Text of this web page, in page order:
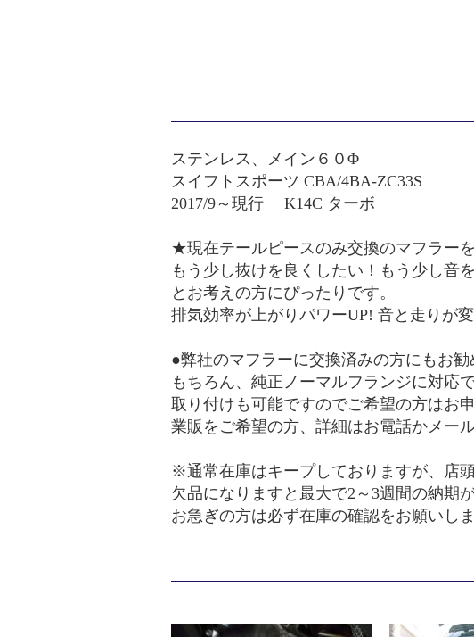
ステンレス、メイン６０Φ
スイフトスポーツ CBA/4BA-ZC33S
2017/9～現行 K14C ターボ
★現在テールピースのみ交換のマフラー
もう少し抜けを良くしたい！もう少し音
とお考えの方にぴったりです。
排気効率が上がりパワーUP! 音と走りが変
●弊社のマフラーに交換済みの方にもお勧
もちろん、純正ノーマルフランジに対応
取り付けも可能ですのでご希望の方はお
業販をご希望の方、詳細はお電話かメー
※通常在庫はキープしておりますが、店
欠品になりますと最大で2～3週間の納期
お急ぎの方は必ず在庫の確認をお願いしま